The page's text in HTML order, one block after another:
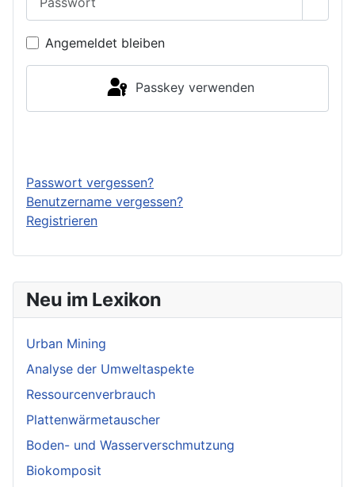
Neu im Lexikon
Urban Mining
Analyse der Umweltaspekte
Ressourcenverbrauch
Plattenwärmetauscher
Boden- und Wasserverschmutzung
Biokomposit
Angemeldet bleiben
Passkey verwenden
Passwort vergessen?
Benutzername vergessen?
Registrieren